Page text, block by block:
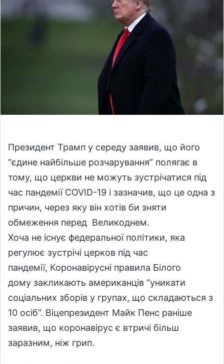
o e
Президент Трамп у середу заявив, що його
“єдине найбільше розчарування” полягає в
тому, що церкви не можуть зустрічатися під
час пандемії COVID-19 і зазначив, що це одна з
причин, через яку він хотів би зняти
обмеження перед Великоднем.
Хоча не існує федеральної політики, яка
регулює зустрічі церков під час
пандемії, Коронавірусні правила Білого
дому закликають американців “уникати
соціальних зборів у групах, що складаються з
10 осіб”. Віцепрезидент Майк Пенс раніше
заявив, що коронавірус є втричі більш
заразним, ніж грип.